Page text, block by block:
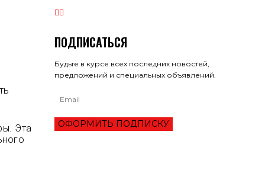
Эта
ПОДПИСАТЬСЯ
Будьте в курсе всех последних новостей,
предложений и специальных объявлений.
ОФОРМИТЬ ПОДПИСКУ